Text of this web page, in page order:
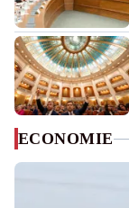
ECONOMIE